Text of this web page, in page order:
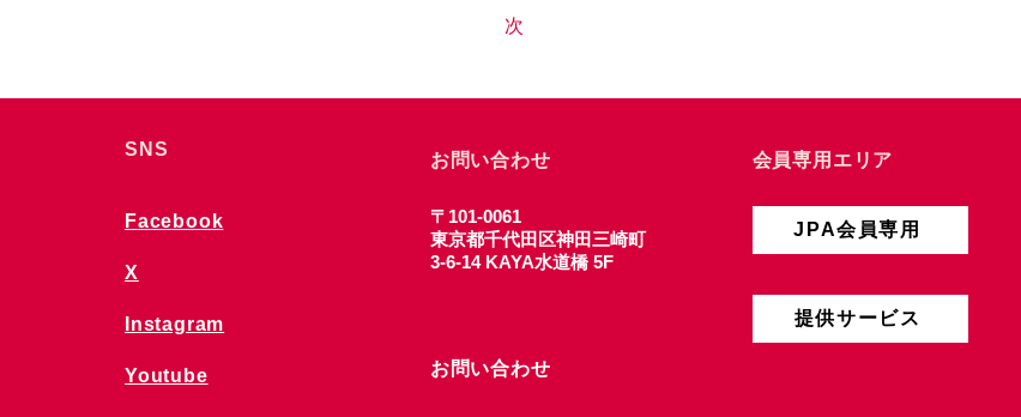
次
SNS
Facebook
X
Instagram
Youtube
お問い合わせ
〒101-0061
東京都千代田区神田三崎町
3-6-14 KAYA水道橋 5F
お問い合わせ
会員専用エリア
JPA会員専用
提供サービス